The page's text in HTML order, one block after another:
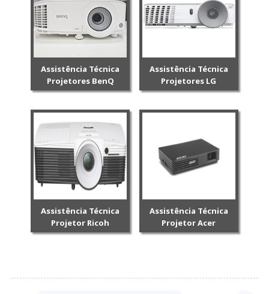
Assistência Técnica
Projetores BenQ
Assistência Técnica
Projetores LG
Assistência Técnica
Projetor Ricoh
Assistência Técnica
Projetor Acer